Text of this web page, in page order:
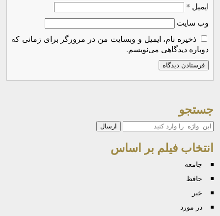
ایمیل *
وب‌ سایت
ذخیره نام، ایمیل و وبسایت من در مرورگر برای زمانی که
دوباره دیدگاهی می‌نویسم.
جستجو
جستجو
انتخاب فیلم بر اساس
جامعه
حافظ
خبر
در مورد